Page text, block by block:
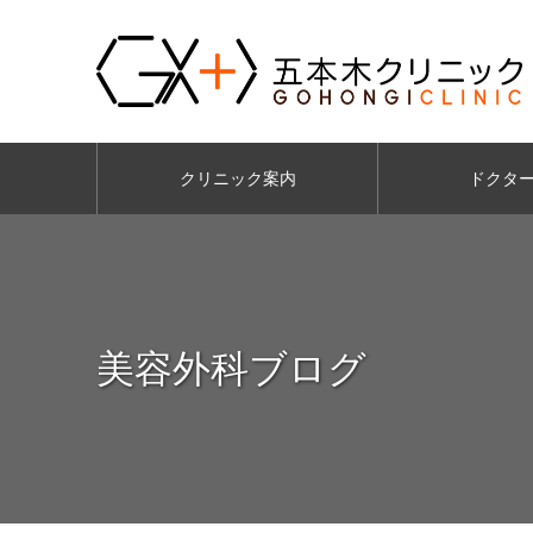
クリニック案内 ドクタ
美容外科ブログ